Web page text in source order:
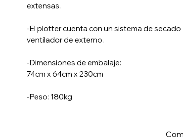
extensas.
-El plotter cuenta con un sistema de
ventilador de externo.
-Dimensiones de embalaje:
74cm x 64cm x 230cm
-Peso: 180kg